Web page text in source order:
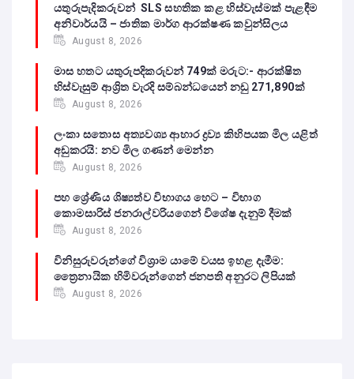
යතුරුපැදිකරුවන් SLS සහතික කළ හිස්වැස්මක් පැළඳීම
අනිවාර්යයි – ජාතික මාර්ග ආරක්ෂණ කවුන්සිලය
August 8, 2026
මාස හතට යතුරුපදිකරුවන් 749ක් මරුට:- ආරක්ෂිත
හිස්වැසුම් ආශ්‍රිත වැරදි සම්බන්ධයෙන් නඩු 271,890ක්
August 8, 2026
ලංකා සතොස අත්‍යවශ්‍ය ආහාර ද්‍රව්‍ය කිහිපයක මිල යළිත්
අඩුකරයි: නව මිල ගණන් මෙන්න
August 8, 2026
පහ ශ්‍රේණිය ශිෂ්‍යත්ව විභාගය හෙට – විභාග
කොමසාරිස් ජනරාල්වරියගෙන් විශේෂ දැනුම් දීමක්
August 8, 2026
විනිසුරුවරුන්ගේ විශ්‍රාම යාමේ වයස ඉහළ දැමීම:
ත්‍රෛනායික හිමිවරුන්ගෙන් ජනපති අනුරට ලිපියක්
August 8, 2026